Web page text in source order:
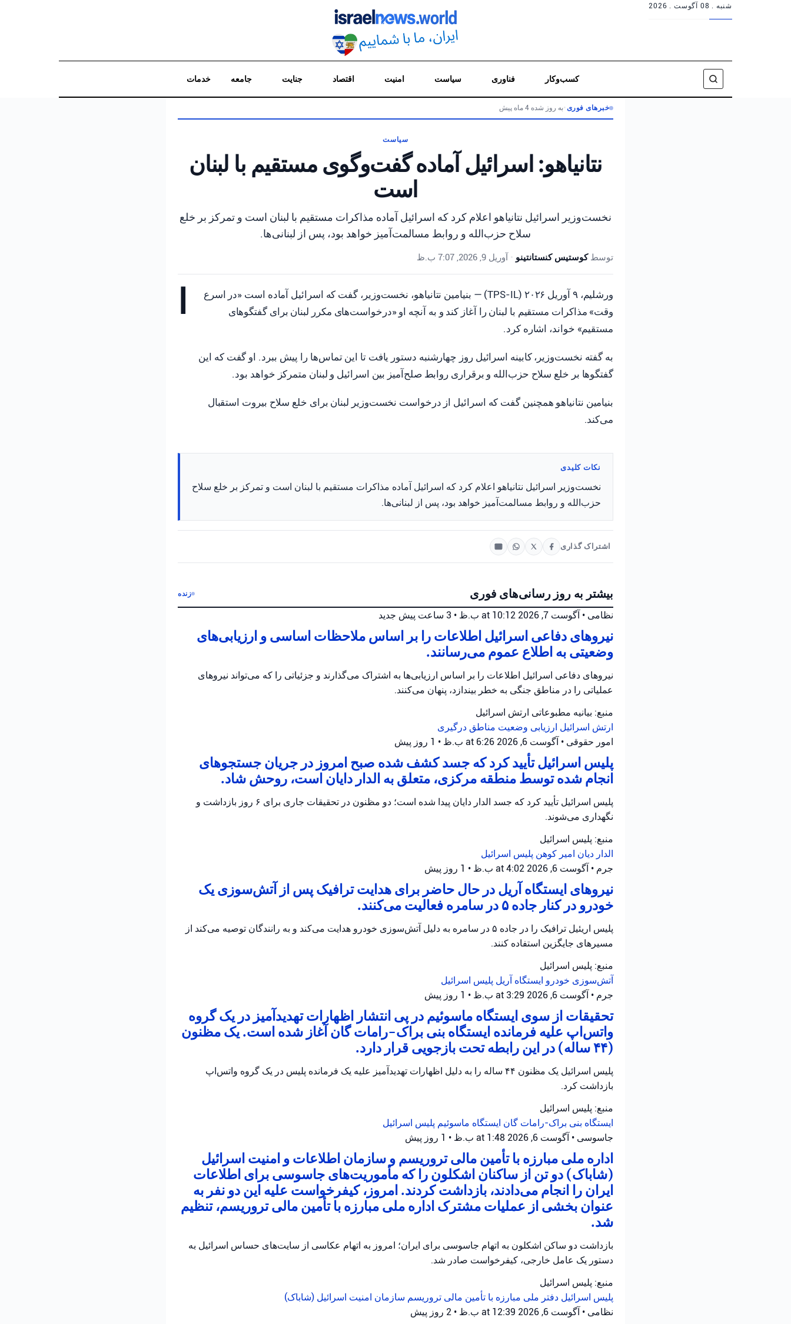
شنبه . 08 آگوست . 2026
کسب‌وکار فناوری سیاست امنیت اقتصاد جنایت جامعه خدمات
جستجو
خبرهای فوری •به روز شده 4 ماه پیش
سیاست
نتانیاهو: اسرائیل آماده گفت‌وگوی مستقیم با لبنان
است
نخست‌وزیر اسرائیل نتانیاهو اعلام کرد که اسرائیل آماده مذاکرات مستقیم با لبنان است و تمرکز بر خلع
سلاح حزب‌الله و روابط مسالمت‌آمیز خواهد بود، پس از لبنانی‌ها.
توسطکوستیس کنستانتینو • آوریل 9, 2026, 7:07 ب.ظ
ورشلیم، ۹ آوریل ۲۰۲۶ (TPS-IL) — بنیامین نتانیاهو، نخست‌وزیر، گفت که اسرائیل آماده است «در اسرع
وقت» مذاکرات مستقیم با لبنان را آغاز کند و به آنچه او «درخواست‌های مکرر لبنان برای گفتگوهای
مستقیم» خواند، اشاره کرد.
به گفته نخست‌وزیر، کابینه اسرائیل روز چهارشنبه دستور یافت تا این تماس‌ها را پیش ببرد. او گفت که این
گفتگوها بر خلع سلاح حزب‌الله و برقراری روابط صلح‌آمیز بین اسرائیل و لبنان متمرکز خواهد بود.
بنیامین نتانیاهو همچنین گفت که اسرائیل از درخواست نخست‌وزیر لبنان برای خلع سلاح بیروت استقبال
می‌کند.
نکات کلیدی
نخست‌وزیر اسرائیل نتانیاهو اعلام کرد که اسرائیل آماده مذاکرات مستقیم با لبنان است و تمرکز بر خلع سلاح
حزب‌الله و روابط مسالمت‌آمیز خواهد بود، پس از لبنانی‌ها.
اشتراک گذاری
بیشتر به روز رسانی‌های فوری زنده
نظامی • آگوست 7, 2026 at 10:12 ب.ظ • 3 ساعت پیش جدید
نیروهای دفاعی اسرائیل اطلاعات را بر اساس ملاحظات اساسی و ارزیابی‌های
وضعیتی به اطلاع عموم می‌رسانند.
نیروهای دفاعی اسرائیل اطلاعات را بر اساس ارزیابی‌ها به اشتراک می‌گذارند و جزئیاتی را که می‌تواند نیروهای
عملیاتی را در مناطق جنگی به خطر بیندازد، پنهان می‌کنند.
منبع: بیانیه مطبوعاتی ارتش اسرائیل
ارتش اسرائیل ارزیابی وضعیت مناطق درگیری
امور حقوقی • آگوست 6, 2026 at 6:26 ب.ظ • 1 روز پیش
پلیس اسرائیل تأیید کرد که جسد کشف شده صبح امروز در جریان جستجوهای
انجام شده توسط منطقه مرکزی، متعلق به الدار دایان است، روحش شاد.
پلیس اسرائیل تأیید کرد که جسد الدار دایان پیدا شده است؛ دو مظنون در تحقیقات جاری برای ۶ روز بازداشت و
نگهداری می‌شوند.
منبع: پلیس اسرائیل
الدار دیان امیر کوهن پلیس اسرائیل
جرم • آگوست 6, 2026 at 4:02 ب.ظ • 1 روز پیش
نیروهای ایستگاه آریل در حال حاضر برای هدایت ترافیک پس از آتش‌سوزی یک
خودرو در کنار جاده ۵ در سامره فعالیت می‌کنند.
پلیس اریئیل ترافیک را در جاده ۵ در سامره به دلیل آتش‌سوزی خودرو هدایت می‌کند و به رانندگان توصیه می‌کند از
مسیرهای جایگزین استفاده کنند.
منبع: پلیس اسرائیل
آتش‌سوزی خودرو ایستگاه آریل پلیس اسرائیل
جرم • آگوست 6, 2026 at 3:29 ب.ظ • 1 روز پیش
تحقیقات از سوی ایستگاه ماسوئیم در پی انتشار اظهارات تهدیدآمیز در یک گروه
واتس‌اپ علیه فرمانده ایستگاه بنی براک-رامات گان آغاز شده است. یک مظنون
(۴۴ ساله) در این رابطه تحت بازجویی قرار دارد.
پلیس اسرائیل یک مظنون ۴۴ ساله را به دلیل اظهارات تهدیدآمیز علیه یک فرمانده پلیس در یک گروه واتس‌اپ
بازداشت کرد.
منبع: پلیس اسرائیل
ایستگاه بنی براک-رامات گان ایستگاه ماسوئیم پلیس اسرائیل
جاسوسی • آگوست 6, 2026 at 1:48 ب.ظ • 1 روز پیش
اداره ملی مبارزه با تأمین مالی تروریسم و سازمان اطلاعات و امنیت اسرائیل
(شاباک) دو تن از ساکنان اشکلون را که مأموریت‌های جاسوسی برای اطلاعات
ایران را انجام می‌دادند، بازداشت کردند. امروز، کیفرخواست علیه این دو نفر به
عنوان بخشی از عملیات مشترک اداره ملی مبارزه با تأمین مالی تروریسم، تنظیم
شد.
بازداشت دو ساکن اشکلون به اتهام جاسوسی برای ایران؛ امروز به اتهام عکاسی از سایت‌های حساس اسرائیل به
دستور یک عامل خارجی، کیفرخواست صادر شد.
منبع: پلیس اسرائیل
پلیس اسرائیل دفتر ملی مبارزه با تأمین مالی تروریسم سازمان امنیت اسرائیل (شاباک)
نظامی • آگوست 6, 2026 at 12:39 ب.ظ • 2 روز پیش